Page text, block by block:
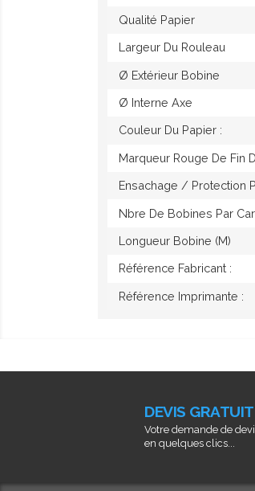
Qualité Papier
Largeur Du Rouleau
Ø Extérieur Bobine
Ø Interne Axe
Couleur Du Papier :
Marqueur Rouge De Fin
Ensachage / Protection
Nbre De Bobines Par
Longueur Bobine (M)
Référence Fabricant :
Référence Imprimante :
DEVIS GRATUIT
Votre demande de
en quelques clics...